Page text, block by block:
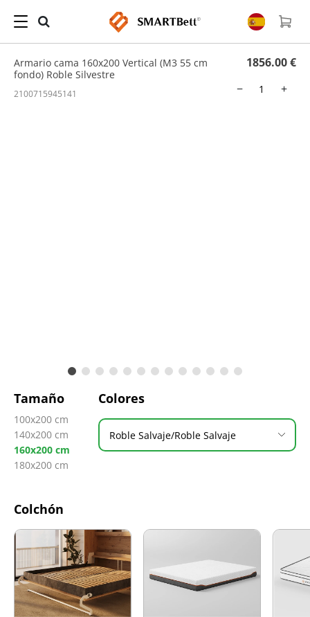
Hogar Cama Abatible
/ Armario cama 160x200 Vertical (M3 55 cm fondo) Roble
Armario cama 160x200 Vertical (M3 55 cm
fondo) Roble Silvestre
1856.00 €
−
+
2100715945141
Tamaño
100x200 cm
140x200 cm
160x200 cm
180x200 cm
Colores
Roble Salvaje/Roble Salvaje
Colchón